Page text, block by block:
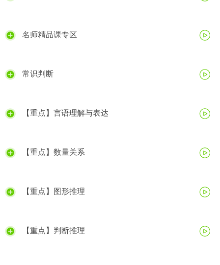
名师精品课专区
常识判断
【重点】言语理解与表达
【重点】数量关系
【重点】图形推理
【重点】判断推理